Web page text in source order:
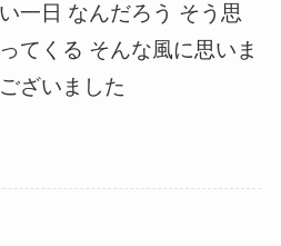
一日 なんだろう そう思
てくる そんな風に思いま
ざいました